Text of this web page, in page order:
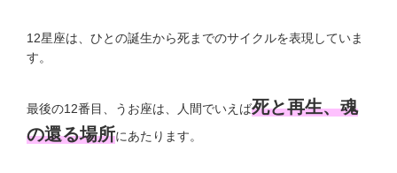
12星座は、ひとの誕生から死までのサイクルを表現していま
す。
最後の12番目、うお座は、人間でいえば死と再生、魂
の還る場所にあたります。